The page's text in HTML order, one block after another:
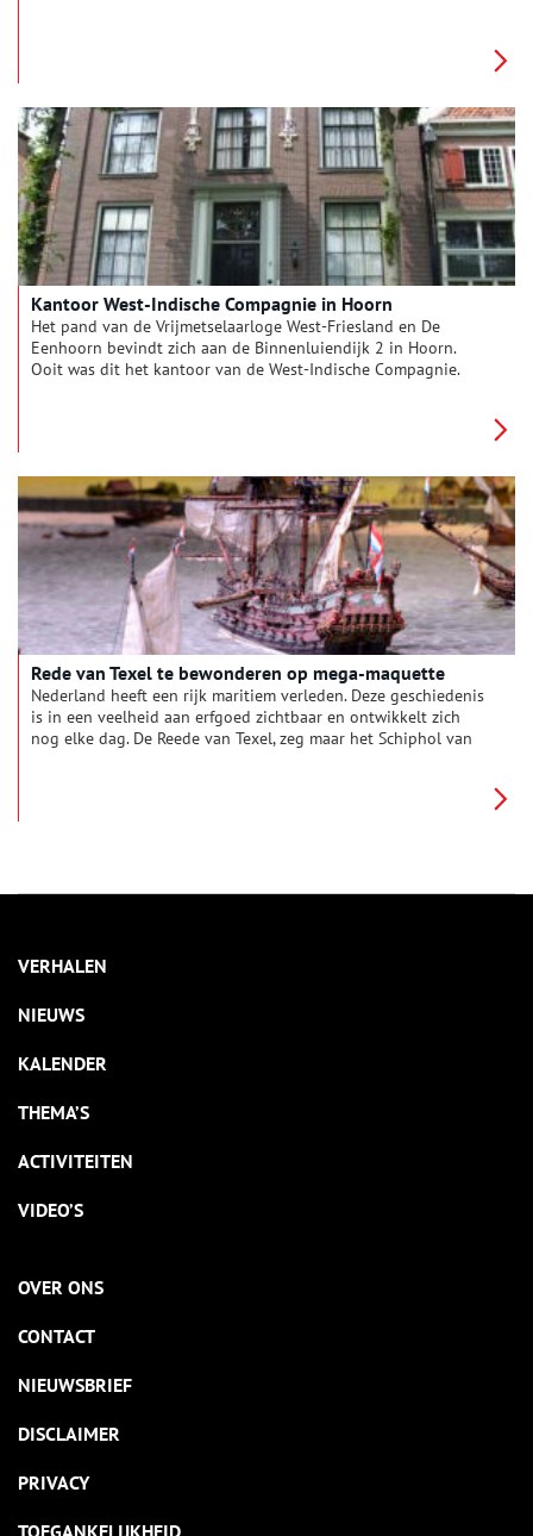
Kantoor West-Indische Compagnie in Hoorn
Het pand van de Vrijmetselaarloge West-Friesland en De
Eenhoorn bevindt zich aan de Binnenluiendijk 2 in Hoorn.
Ooit was dit het kantoor van de West-Indische Compagnie.
Rede van Texel te bewonderen op mega-maquette
Nederland heeft een rijk maritiem verleden. Deze geschiedenis
is in een veelheid aan erfgoed zichtbaar en ontwikkelt zich
nog elke dag. De Reede van Texel, zeg maar het Schiphol van
VERHALEN
NIEUWS
KALENDER
THEMA’S
ACTIVITEITEN
VIDEO’S
OVER ONS
CONTACT
NIEUWSBRIEF
DISCLAIMER
PRIVACY
TOEGANKELIJKHEID